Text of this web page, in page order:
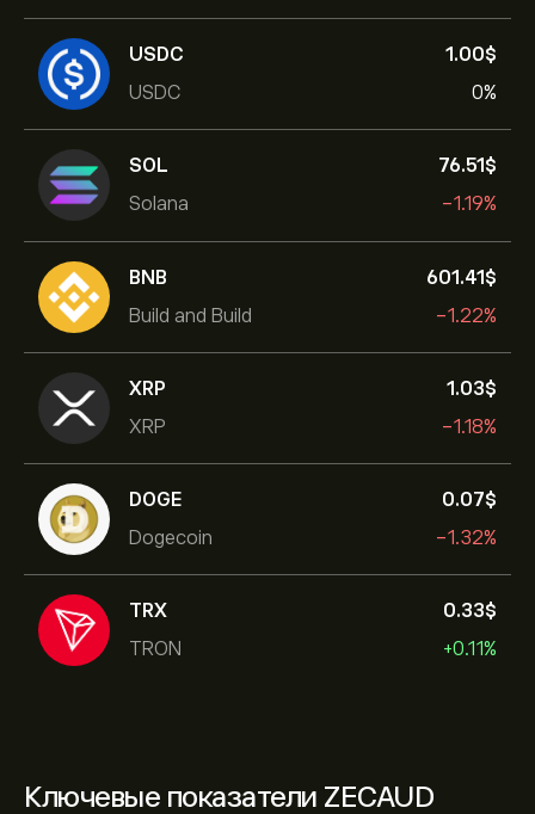
USDC
USDC
1.00‎$‎
0%
SOL
Solana
76.51‎$‎
-1.19%
BNB
Build and Build
601.41‎$‎
-1.22%
XRP
XRP
1.03‎$‎
-1.18%
DOGE
Dogecoin
0.07‎$‎
-1.32%
TRX
TRON
0.33‎$‎
+0.11%
Ключевые показатели ZECAUD